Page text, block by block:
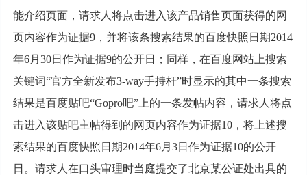
能介绍页面，请求人将点击进入该产品销售页面获得的网
页内容作为证据9，并将该条搜索结果的百度快照日期2014
年6月30日作为证据9的公开日；同样，在百度网站上搜索
关键词“官方全新发布3-way手持杆”时显示的其中一条搜索
结果是百度贴吧“Gopro吧”上的一条发帖内容，请求人将点
击进入该贴吧主帖得到的网页内容作为证据10，将上述搜
索结果的百度快照日期2014年6月3日作为证据10的公开
日。请求人在口头审理时当庭提交了北京某公证处出具的